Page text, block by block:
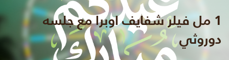
1 مل فيلر شفايف اوبرا مع جلسه
دوروثي